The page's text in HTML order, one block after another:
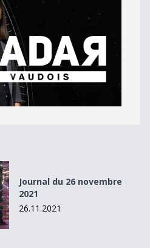
Journal du 26 novembre
2021
26.11.2021